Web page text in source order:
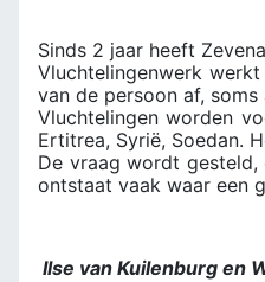
Sinds 2 jaar heeft
Vluchtelingenwerk
van de persoon af, soms
Vluchtelingen worden
Ertitrea, Syrië, Soedan.
De vraag wordt
ontstaat vaak waar een
Ilse van Kuilenburg en